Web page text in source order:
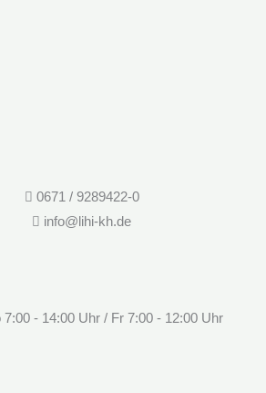
0671 / 9289422-0
info@lihi-kh.de
7:00 - 14:00 Uhr / Fr 7:00 - 12:00 Uhr